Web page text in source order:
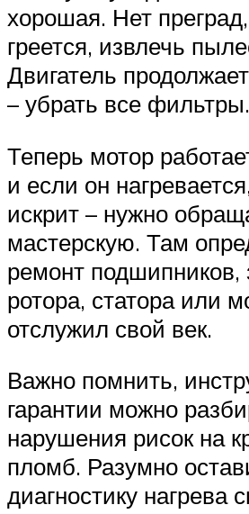
хорошая. Нет
греется, извлечь
Двигатель
– убрать все фильтры.
Теперь мотор
и если он
искрит – нужно
мастерскую. Там
ремонт подшипников,
ротора, статора или
отслужил свой век.
Важно помнить,
гарантии можно
нарушения рисок на
пломб. Разумно
диагностику нагрева